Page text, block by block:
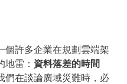
個許多企業在規劃雲端架
地雷： 資料落差的時間
們在談論廣域災難時，必